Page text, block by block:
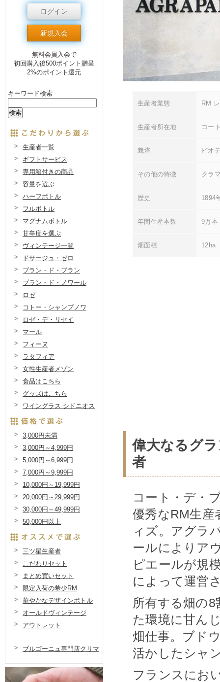
生産者業態 RM
生産者所在地 コー
栽培 ビオ
その他の特徴 クラ
歴史 1894
年間生産本数 9万本
畑面積 12ha
偉大なるグ
者
コート・デ・
優秀なRM生
ィズ。アグラ
ールによりア
ピエールが規
によって運営
所有する畑の
た環境に甘ん
畑仕事。ブド
活かしたシャ
フランスにお
ログイン
新規入会
無料会員入会で
初回購入後500ポイント贈呈
2%のポイント還元
キーワード検索
生産者一覧
ギフトサービス
専用箱付きの商品
容量を選ぶ
ハーフボトル
フルボトル
マグナムボトル
甘辛度を選ぶ
ヴィンテージ一覧
ドサージュ・ゼロ
ブラン・ド・ブラン
ブラン・ド・ノワール
ロゼ
コトー・シャンプノワ
ロゼ・デ・リセイ
マール
フィーヌ
ラタフィア
女性生産者メゾン
食品はこちら
グッズはこちら
ワイングラス シドニオス
3,000円未満
3,000円～4,999円
5,000円～6,999円
7,000円～9,999円
10,000円～19,999円
20,000円～29,999円
30,000円～49,999円
50,000円以上
三ツ星生産者
こだわりセット
まとめ買いセット
限定入荷の希少RM
華やかなデザインボトル
オールドヴィンテージ
アウトレット
ブルゴーニュ専門店クリマ